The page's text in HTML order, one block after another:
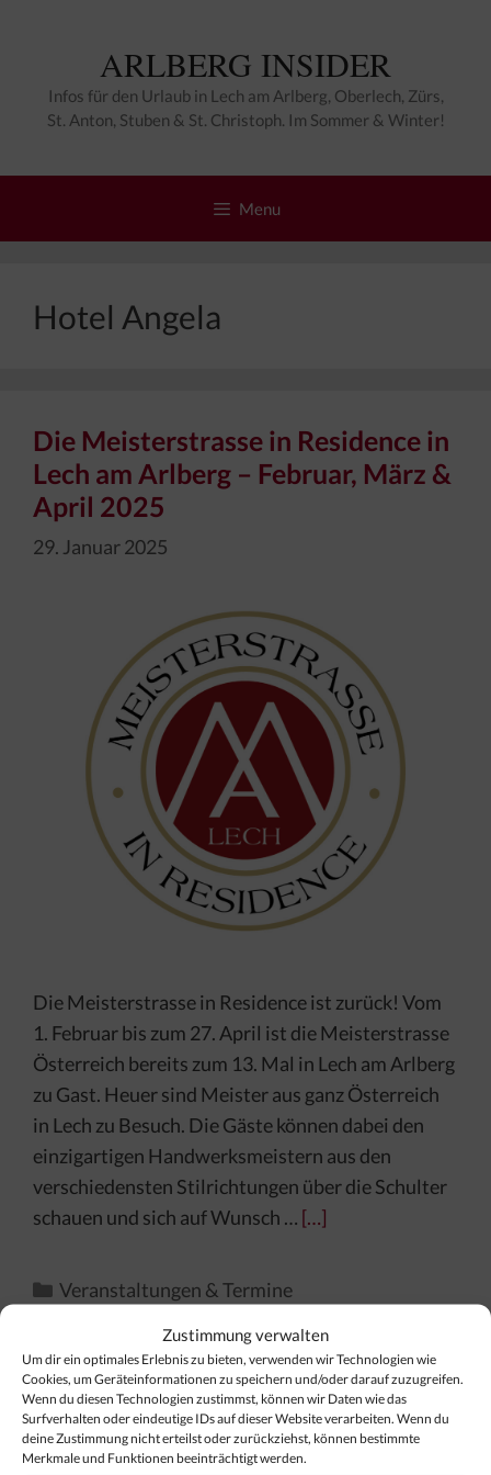
Zustimmung verwalten
Um dir ein optimales Erlebnis zu bieten, verwenden wir Technologien wie
Cookies, um Geräteinformationen zu speichern und/oder darauf zuzugreifen.
Wenn du diesen Technologien zustimmst, können wir Daten wie das
Surfverhalten oder eindeutige IDs auf dieser Website verarbeiten. Wenn du
deine Zustimmung nicht erteilst oder zurückziehst, können bestimmte
Merkmale und Funktionen beeinträchtigt werden.
ARLBERG INSIDER
Infos für den Urlaub in Lech am Arlberg, Oberlech, Zürs,
St. Anton, Stuben & St. Christoph. Im Sommer & Winter!
Menu
Hotel Angela
Die Meisterstrasse in Residence in
Lech am Arlberg – Februar, März &
April 2025
29. Januar 2025
Die Meisterstrasse in Residence ist zurück! Vom
1. Februar bis zum 27. April ist die Meisterstrasse
Österreich bereits zum 13. Mal in Lech am Arlberg
zu Gast. Heuer sind Meister aus ganz Österreich
in Lech zu Besuch. Die Gäste können dabei den
einzigartigen Handwerksmeistern aus den
verschiedensten Stilrichtungen über die Schulter
schauen und sich auf Wunsch … […]
Kategorien
Veranstaltungen & Termine
Finden Sie Ihr Thema…